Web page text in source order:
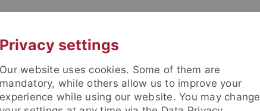
Privacy settings
Our website uses cookies. Some of them are
mandatory, while others allow us to improve your
experience while using our website. You may change